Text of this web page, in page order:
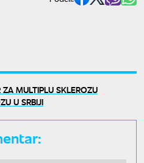
ZA MULTIPLU SKLEROZU
U SRBIJI